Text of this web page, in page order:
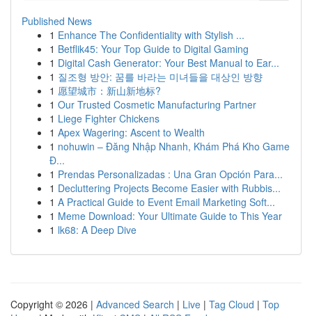
Published News
1 Enhance The Confidentiality with Stylish ...
1 Betflik45: Your Top Guide to Digital Gaming
1 Digital Cash Generator: Your Best Manual to Ear...
1 질조형 방안: 꿈를 바라는 미녀들을 대상인 방향
1 愿望城市：新山新地标?
1 Our Trusted Cosmetic Manufacturing Partner
1 Liege Fighter Chickens
1 Apex Wagering: Ascent to Wealth
1 nohuwin – Đăng Nhập Nhanh, Khám Phá Kho Game
Đ...
1 Prendas Personalizadas : Una Gran Opción Para...
1 Decluttering Projects Become Easier with Rubbis...
1 A Practical Guide to Event Email Marketing Soft...
1 Meme Download: Your Ultimate Guide to This Year
1 lk68: A Deep Dive
Copyright © 2026 | Advanced Search | Live | Tag Cloud | Top